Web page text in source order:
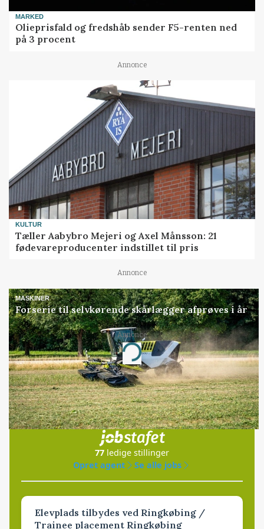
MARKED
Olieprisfald og fredshåb sender F5-renten ned
på 3 procent
Annonce
KULTUR
Tæller Aabybro Mejeri og Axel Månsson: 21
fødevareproducenter indstillet til pris
Annonce
MASKINER
Forserie til selvkørende skårlægger afprøves i år
Annonce
Loading...
Jobs
i samarbejde med
77 ledige stillinger
Opret agent
Se alle jobs
Elevplads tilbydes ved Ringkøbing /
Trainee placement Ringkøbing